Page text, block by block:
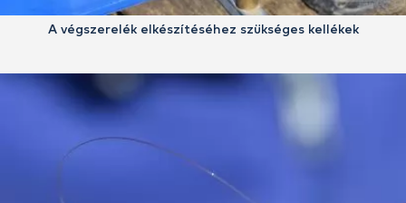
A végszerelék elkészítéséhez szükséges kellékek